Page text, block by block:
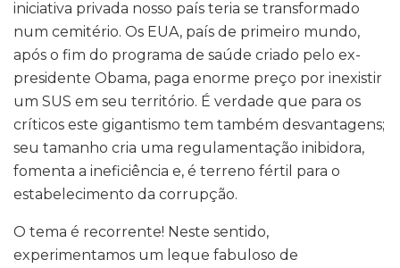
iniciativa privada nosso país teria se transformado
num cemitério. Os EUA, país de primeiro mundo,
após o fim do programa de saúde criado pelo ex-
presidente Obama, paga enorme preço por inexistir
um SUS em seu território. É verdade que para os
críticos este gigantismo tem também desvantagens;
seu tamanho cria uma regulamentação inibidora,
fomenta a ineficiência e, é terreno fértil para o
estabelecimento da corrupção.
O tema é recorrente! Neste sentido,
experimentamos um leque fabuloso de